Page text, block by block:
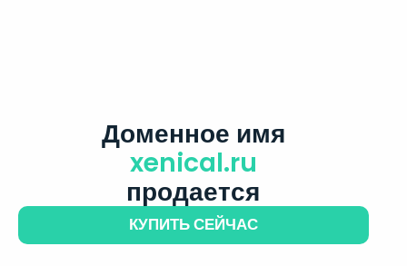
Доменное имя
xenical.ru
продается
КУПИТЬ СЕЙЧАС